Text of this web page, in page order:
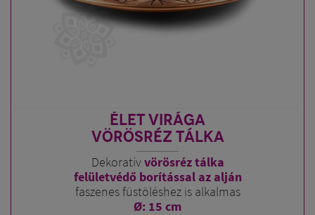
ÉLET VIRÁGA
VÖRÖSRÉZ TÁLKA
Dekoratívvörösréztálka
felületvédő borítással az alján
faszenes füstöléshez is alkalmas
Ø: 15 cm